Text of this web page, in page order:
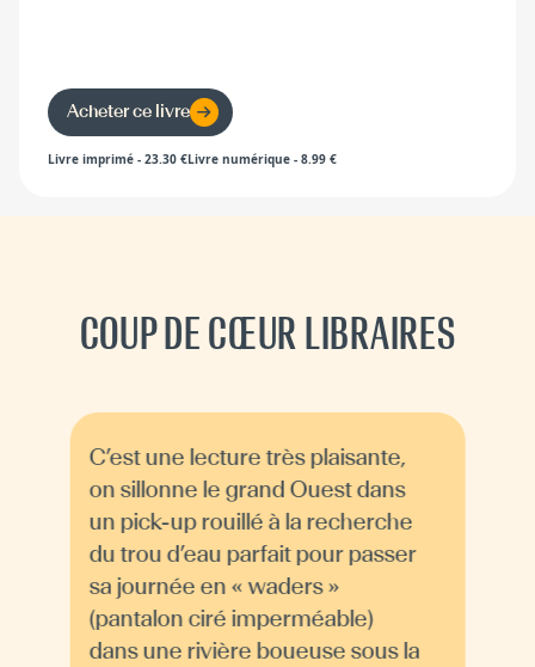
Acheter ce livre
Livre imprimé - 23.30 €Livre numérique - 8.99 €
COUP DE CŒUR LIBRAIRES
C’est une lecture très plaisante,
on sillonne le grand Ouest dans
un pick-up rouillé à la recherche
du trou d’eau parfait pour passer
sa journée en « waders »
(pantalon ciré imperméable)
dans une rivière boueuse sous la